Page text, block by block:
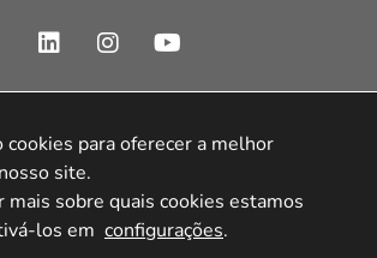
Desenvolvimento HeroStar
cookies para oferecer a melhor
site.
mais sobre quais cookies estamos
los em configurações.